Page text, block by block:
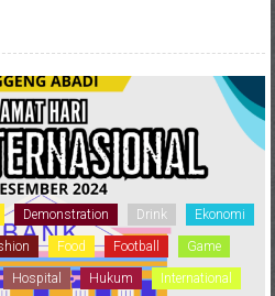
Demonstration Drink Ekonomi
Food Football Game
Hospital Hukum International